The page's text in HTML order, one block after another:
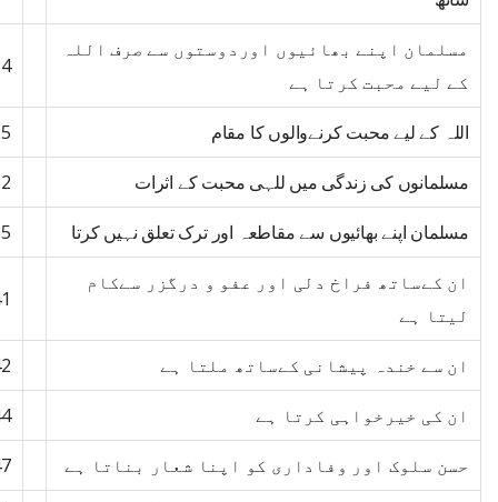
مسلمان اپنے بھائیوں اوردوستوں سے صرف اللہ
کے لیے محبت کرتا ہے
اللہ کے لیے محبت کرنےوالوں کا مقام
مسلمانوں کی زندگی میں للہی محبت کے اثرات
مسلمان اپنے بھائیوں سے مقاطعہ اور ترک تعلق نہیں کرتا
ان کےساتھ فراخ دلی اور عفو و درگزر سےکام
لیتا ہے
ان سے خندہ پیشانی کےساتھ ملتا ہے
ان کی خیرخواہی کرتا ہے
حسن سلوک اور وفاداری کو اپنا شعار بناتا ہے